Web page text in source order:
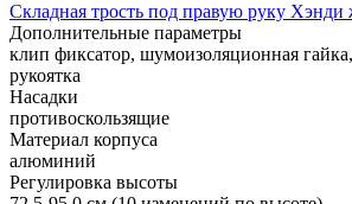
Складная трость под правую руку Хэнди
Дополнительные параметры
клип фиксатор, шумоизоляционная
рукоятка
Насадки
противоскользящие
Материал корпуса
алюминий
Регулировка высоты